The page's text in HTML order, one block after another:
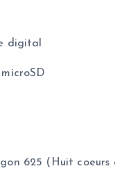
digital
625 (Huit coeurs